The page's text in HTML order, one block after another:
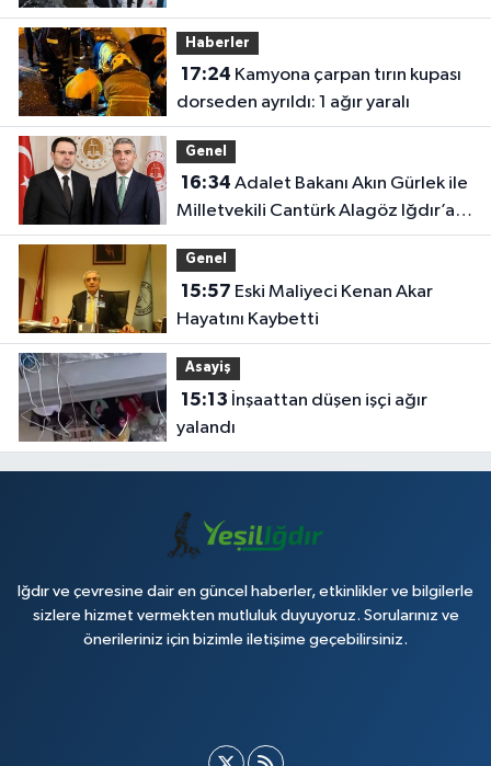
Haberler
17:24
dorseden ayrıldı: 1 ağır yaralı
Genel
16:34
Milletvekili Cantürk Alagöz Iğdır’a
Geliyor
Genel
15:57
Hayatını Kaybetti
Asayiş
15:13
yalandı
Iğdır ve çevresine dair en güncel haberler, etkinlikler ve bilgilerle
sizlere hizmet vermekten mutluluk duyuyoruz. Sorularınız ve
önerileriniz için bizimle iletişime geçebilirsiniz.